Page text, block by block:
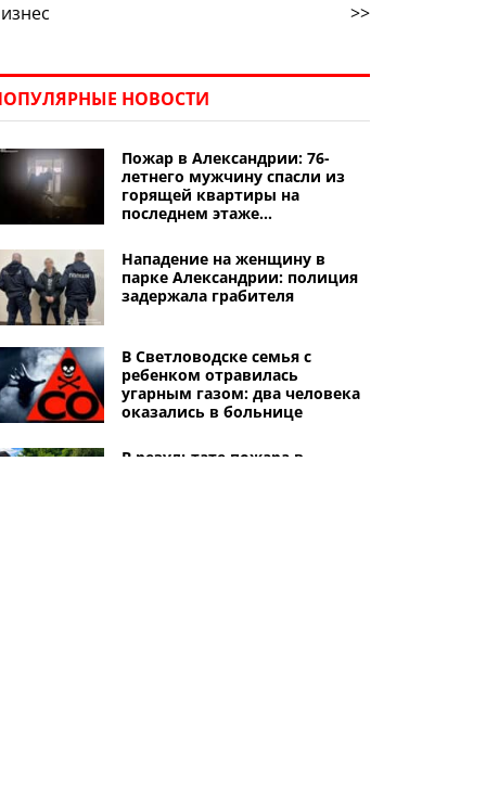
>>
НОВОСТИ
Пожар в Александрии: 76-
летнего мужчину спасли из
горящей квартиры на
последнем этаже
Нападение на женщину в
парке Александрии: полиция
задержала грабителя
В Светловодске семья с
ребенком отравилась
угарным газом: два человека
оказались в больнице
В результате пожара в